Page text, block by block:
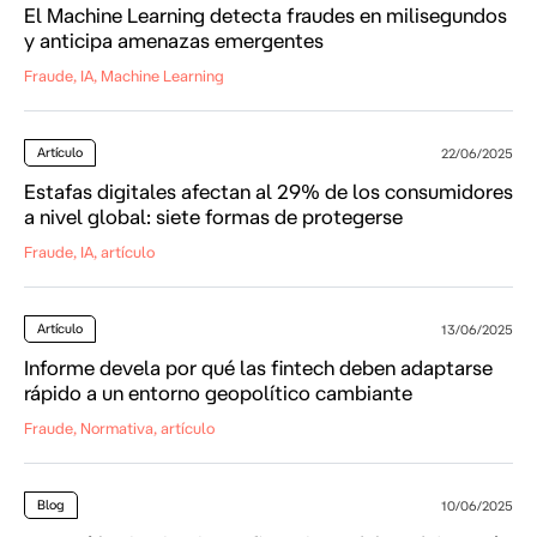
El Machine Learning detecta fraudes en milisegundos
y anticipa amenazas emergentes
Fraude, IA, Machine Learning
Artículo 22/06/2025
Estafas digitales afectan al 29% de los consumidores
a nivel global: siete formas de protegerse
Fraude, IA, artículo
Artículo 13/06/2025
Informe devela por qué las fintech deben adaptarse
rápido a un entorno geopolítico cambiante
Fraude, Normativa, artículo
Blog 10/06/2025